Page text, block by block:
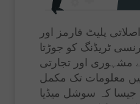
پلیٹ فارمز اور
ٹریڈنگ کو جوڑتا
اور تجارتی
میں معلومات تک مکمل
کہ سوشل میڈیا